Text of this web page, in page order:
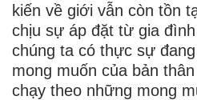
kiến về giới vẫn còn tồn
chịu sự áp đặt từ gia
chúng ta có thực sự
mong muốn của bản
chạy theo những mong